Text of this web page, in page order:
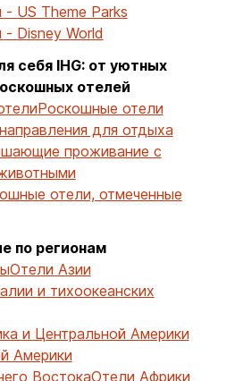
US Theme Parks
Disney World
себя IHG: от уютных
отелей
Роскошные отели
для отдыха
проживание с
отели, отмеченные
по регионам
Отели Азии
и тихоокеанских
и Центральной Америки
Америки
ВостокаОтели Африки